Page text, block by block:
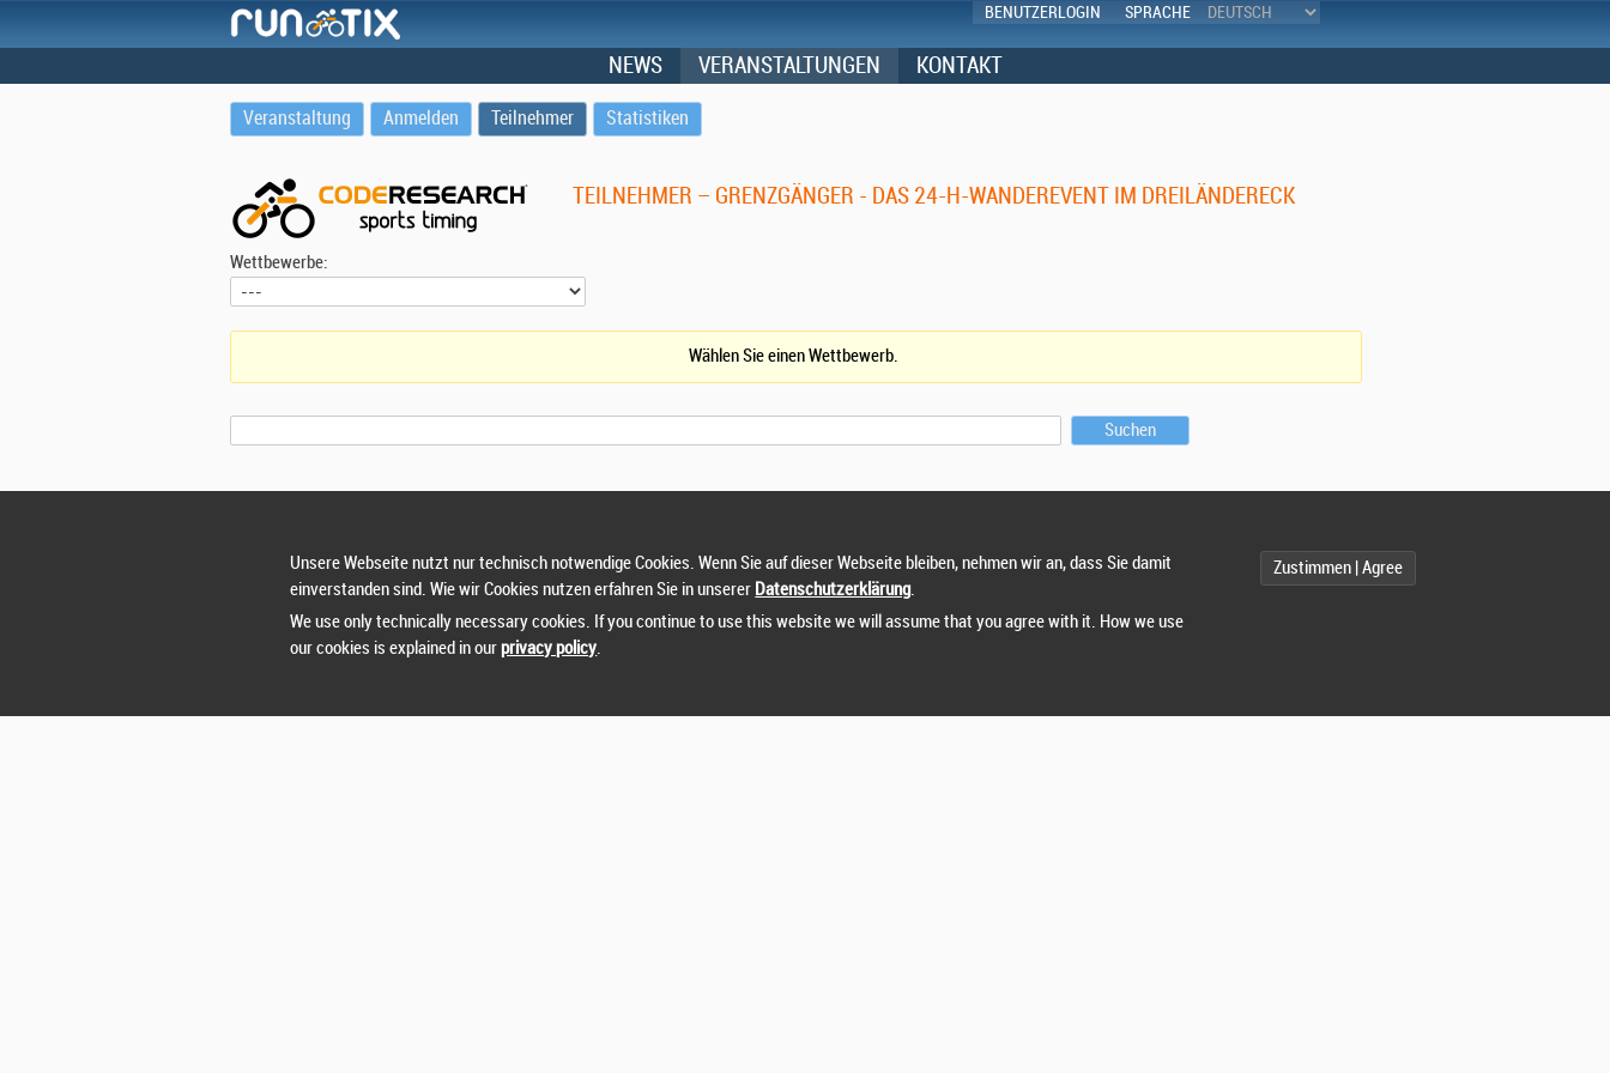
BENUTZERLOGIN SPRACHE
NEWS VERANSTALTUNGEN KONTAKT
Veranstaltung Anmelden Teilnehmer Statistiken
TEILNEHMER – GRENZGÄNGER - DAS 24-H-WANDEREVENT IM DREILÄNDERECK
Wettbewerbe:
Wählen Sie einen Wettbewerb.
Suchen
Zustimmen | Agree
Unsere Webseite nutzt nur technisch notwendige Cookies. Wenn Sie auf dieser Webseite bleiben, nehmen wir an, dass Sie damit
einverstanden sind. Wie wir Cookies nutzen erfahren Sie in unserer Datenschutzerklärung.
We use only technically necessary cookies. If you continue to use this website we will assume that you agree with it. How we use
our cookies is explained in ourprivacy policy.